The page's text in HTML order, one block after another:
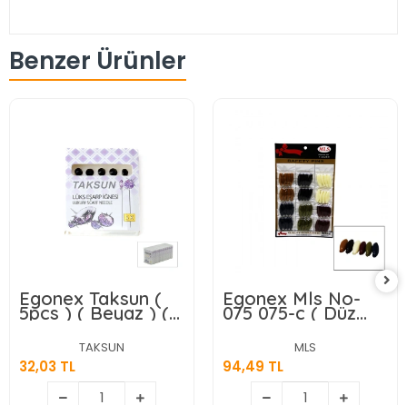
Benzer Ürünler
Egonex Taksun (
5pcs ) ( Beyaz ) (
Lux ) Başörtü &
İğnesi*12x100
TAKSUN
32,03 TL
Egonex Mls No-
075 075-c ( Düz
Renkli ) ( 4pcs )
Yaka & Eşarp
İğnesi ( 12li Kart
)*5x24
MLS
94,49 TL